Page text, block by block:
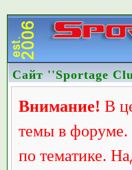
Сайт ''Sportage
Внимание! В
темы в форуме.
по тематике.